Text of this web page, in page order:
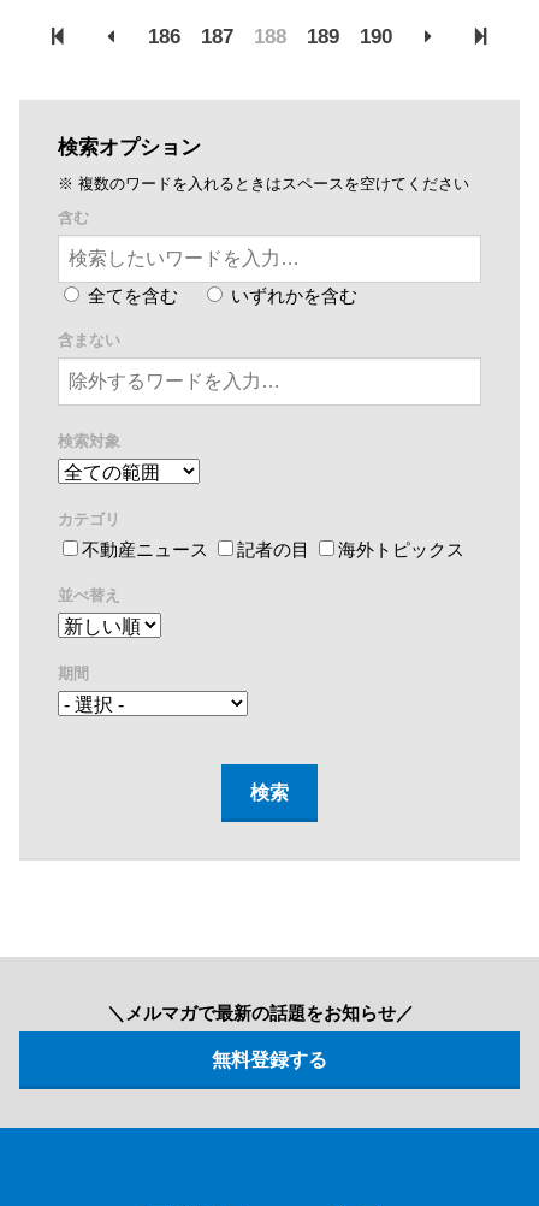
186 187 188 189 190
検索オプション
※ 複数のワードを入れるときはスペースを空けてください
含む
全てを含む いずれかを含む
含まない
検索対象
カテゴリ
不動産ニュース 記者の目 海外トピックス
並べ替え
期間
＼メルマガで最新の話題をお知らせ／